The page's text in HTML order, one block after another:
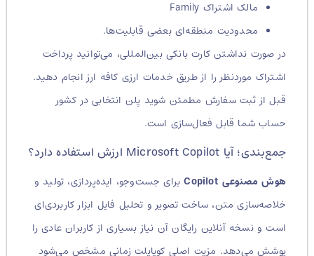
مالک اشتراک Family
محدودیت منطقه‌ای بعضی قابلیت‌ها.
در صورت نداشتن کارت بانکی بین‌المللی، می‌توانید پرداخت
اشتراک موردنظر را از طریق خدمات ارزی کافه ارز انجام دهید.
قبل از ثبت سفارش مطمئن شوید پلن انتخابی در کشور
حساب شما قابل فعال‌سازی است.
جمع‌بندی؛ آیا Microsoft Copilot ارزش استفاده دارد؟
هوش مصنوعی Copilot
برای جست‌وجو، ایده‌پردازی، تولید و
خلاصه‌سازی متن، ساخت تصویر و تحلیل فایل ابزار کاربردی‌ای
است و نسخه آنلاین رایگان آن نیاز بسیاری از کاربران عادی را
پوشش می‌دهد. مزیت اصلی کوپایلت زمانی مشخص می‌شود